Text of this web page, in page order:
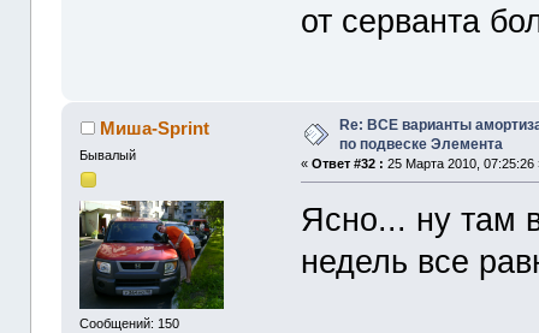
от серванта
Миша-Sprint
Бывалый
Сообщений: 150
Re: ВСЕ варианты
по подвеске Элемента
«Ответ #32 : 25 Марта 2010, 07:25:26
Ясно... ну там
недель все